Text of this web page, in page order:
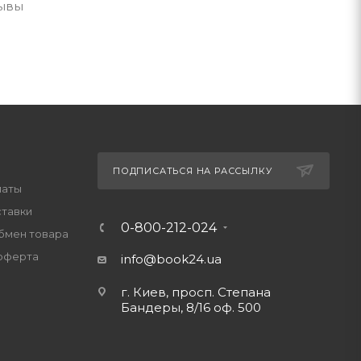
товара
ПОДПИСАТЬСЯ НА РАССЫЛКУ
0-800-212-024
info@book24.ua
г. Киев, просп. Степана
Бандеры, 8/16 оф. 500